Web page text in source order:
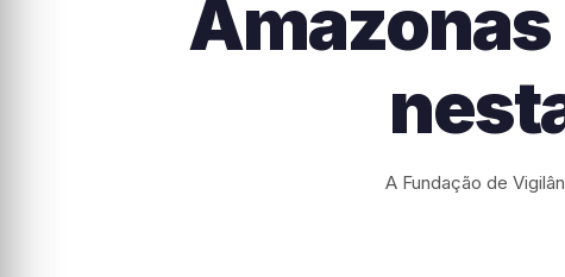
A Fundação de